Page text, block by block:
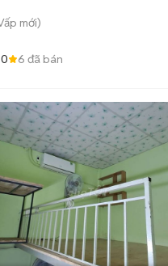
mới)
6 đã bán